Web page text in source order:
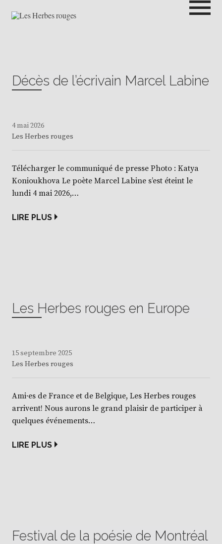
contenuLES HERBES ROUGES
Décès de l’écrivain Marcel Labine
4 mai 2026
Les Herbes rouges
Télécharger le communiqué de presse Photo : Katya
Konioukhova Le poète Marcel Labine s’est éteint le
lundi 4 mai 2026,…
LIRE PLUS
Les Herbes rouges en Europe
15 septembre 2025
Les Herbes rouges
Ami·es de France et de Belgique, Les Herbes rouges
arrivent! Nous aurons le grand plaisir de participer à
quelques événements…
LIRE PLUS
Festival de la poésie de Montréal